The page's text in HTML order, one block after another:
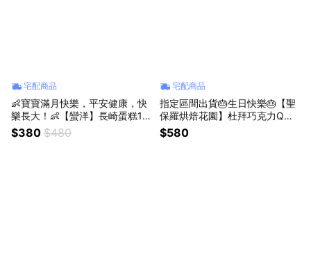
宅配商品
👶寶寶滿月快樂，平安健康，快
樂長大！👶【蠻洋】長崎蛋糕1
條｜彌月蛋糕
$380 $480
宅配商品
指定區間出貨🎂生日快樂🎂【聖
保羅烘焙花園】杜拜巧克力Q餅1
盒(4入/盒，49g/入)｜$169元加
購新品祝福再升級｜生日｜慶生
$580